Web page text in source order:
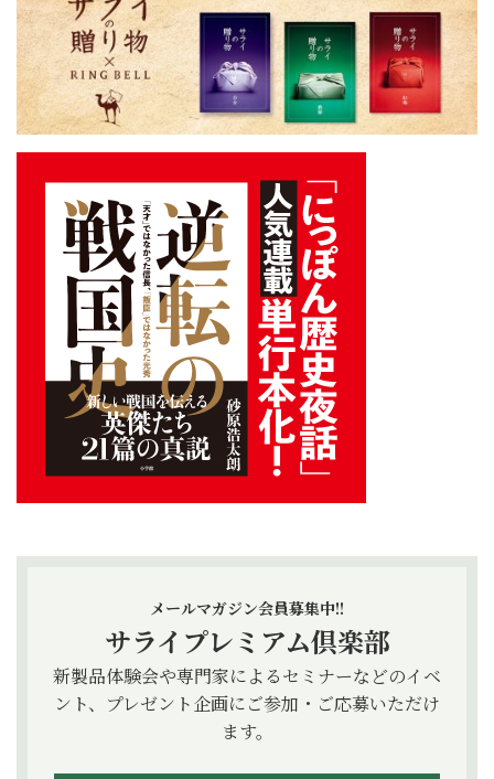
メールマガジン会員募集中!!
サライプレミアム倶楽部
新製品体験会や専門家によるセミナーなどのイベ
ント、プレゼント企画にご参加・ご応募いただけ
ます。